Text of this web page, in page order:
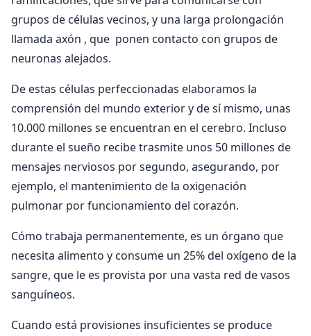
grupos de células vecinos, y una larga prolongación
llamada axón , que ponen contacto con grupos de
neuronas alejados.
De estas células perfeccionadas elaboramos la
comprensión del mundo exterior y de sí mismo, unas
10.000 millones se encuentran en el cerebro. Incluso
durante el sueño recibe trasmite unos 50 millones de
mensajes nerviosos por segundo, asegurando, por
ejemplo, el mantenimiento de la oxigenación
pulmonar por funcionamiento del corazón.
Cómo trabaja permanentemente, es un órgano que
necesita alimento y consume un 25% del oxígeno de la
sangre, que le es provista por una vasta red de vasos
sanguíneos.
Cuando está provisiones insuficientes se produce